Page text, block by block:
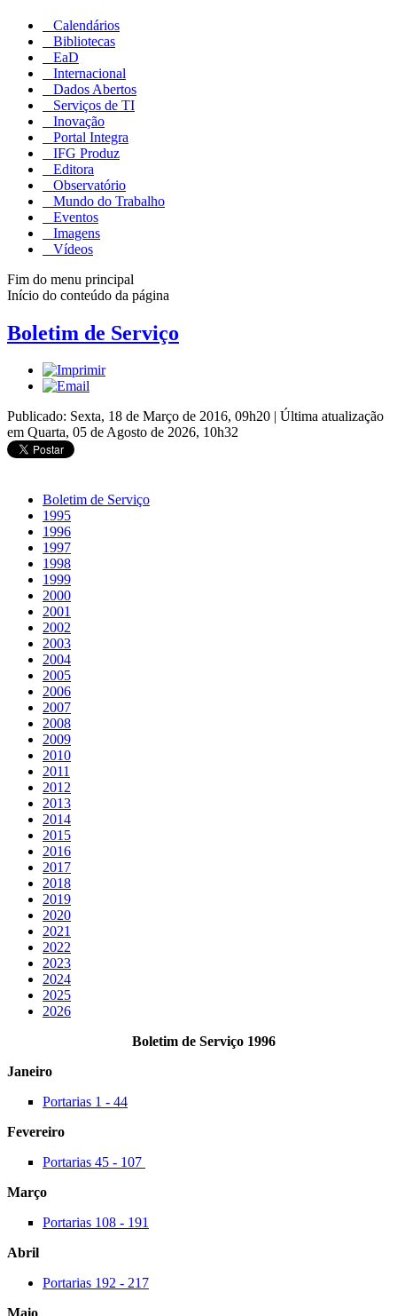
Calendários
Bibliotecas
EaD
Internacional
Dados Abertos
Serviços de TI
Inovação
Portal Integra
IFG Produz
Editora
Observatório
Mundo do Trabalho
Eventos
Imagens
Vídeos
Fim do menu principal
Início do conteúdo da página
Boletim de Serviço
Publicado: Sexta, 18 de Março de 2016, 09h20 | Última atualização
em Quarta, 05 de Agosto de 2026, 10h32
Boletim de Serviço
1995
1996
1997
1998
1999
2000
2001
2002
2003
2004
2005
2006
2007
2008
2009
2010
2011
2012
2013
2014
2015
2016
2017
2018
2019
2020
2021
2022
2023
2024
2025
2026
Boletim de Serviço 1996
Janeiro
Portarias 1 - 44
Fevereiro
Portarias 45 - 107
Março
Portarias 108 - 191
Abril
Portarias 192 - 217